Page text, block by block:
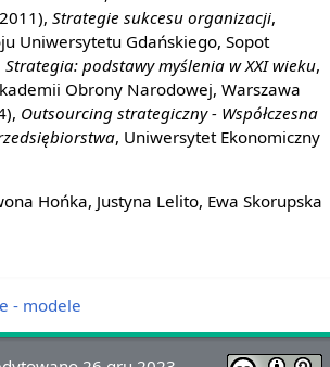
Strategie sukcesu organizacji,
Uniwersytetu Gdańskiego, Sopot
Strategia: podstawy myślenia w XXI wieku,
Obrony Narodowej, Warszawa
Outsourcing strategiczny - Współczesna
, Uniwersytet Ekonomiczny
Hońka, Justyna Lelito, Ewa Skorupska
- modele